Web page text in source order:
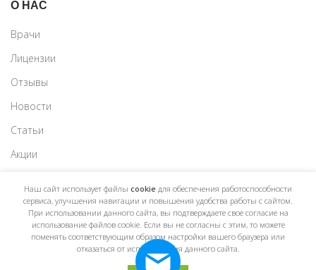
О НАС
Врачи
Лицензии
Отзывы
Новости
Статьи
Акции
МЕДИЦИНСКИЙ ЦЕНТР «ЕвроМедика» 2022
Наш сайт использует файлы cookie для обеспечения работоспособности
сервиса, улучшения навигации и повышения удобства работы с сайтом.
При использовании данного сайта, вы подтверждаете свое согласие на
использование файлов cookie. Если вы не согласны с этим, то можете
поменять соответствующим образом настройки вашего браузера или
отказаться от использования данного сайта.